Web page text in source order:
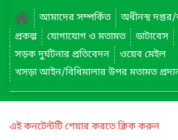
আমাদের সম্পর্কিত
অধীনস্থ
প্রকল্প
যোগাযোগ ও মতামত ডাটাবেস
সড়ক দুর্ঘটনার প্রতিবেদন
ওয়েব মেইল
খসড়া আইন/বিধিমালার উপর মতামত
এই কনটেন্টটি শেয়ার করতে ক্লিক করুন